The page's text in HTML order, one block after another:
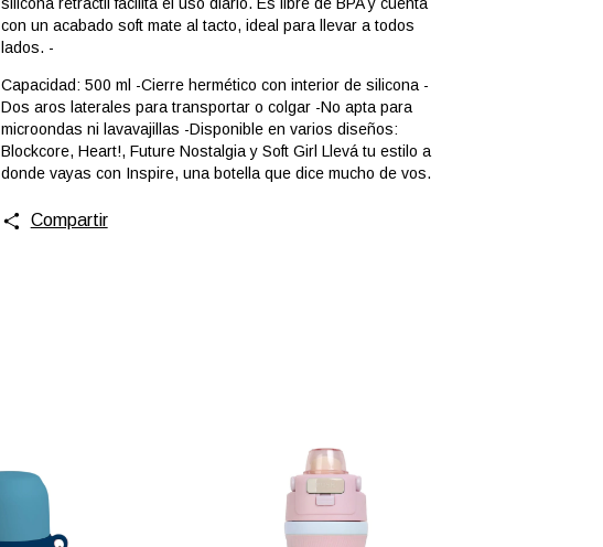
con un acabado soft mate al tacto, ideal para llevar a todos
lados. -
Capacidad: 500 ml -Cierre hermético con interior de silicona -
Dos aros laterales para transportar o colgar -No apta para
microondas ni lavavajillas -Disponible en varios diseños:
Blockcore, Heart!, Future Nostalgia y Soft Girl Llevá tu estilo a
donde vayas con Inspire, una botella que dice mucho de vos.
Compartir